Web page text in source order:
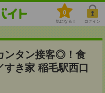
0
気になる！ ログイン
ンタン接客◎！食
き家 稲毛駅西口